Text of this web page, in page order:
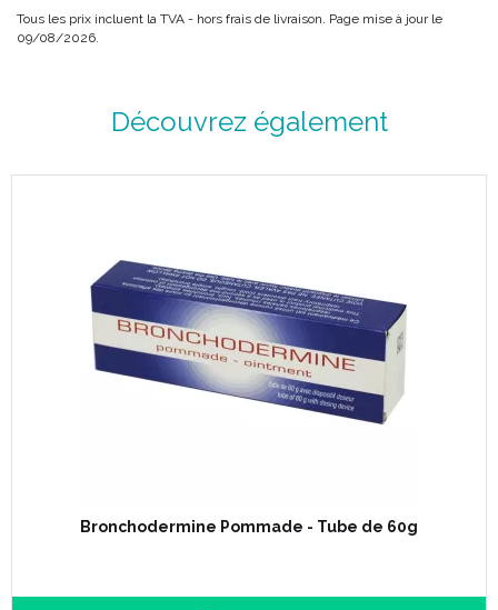
Tous les prix incluent la TVA - hors frais de livraison. Page mise à jour le
09/08/2026.
Découvrez également
Bronchodermine Pommade - Tube de 60g